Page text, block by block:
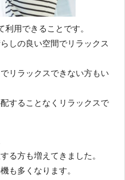
用できることです。
しの良い空間でリラックス
リラックスできない方もい
することなくリラックスで
る方も増えてきました。
も多くなります。